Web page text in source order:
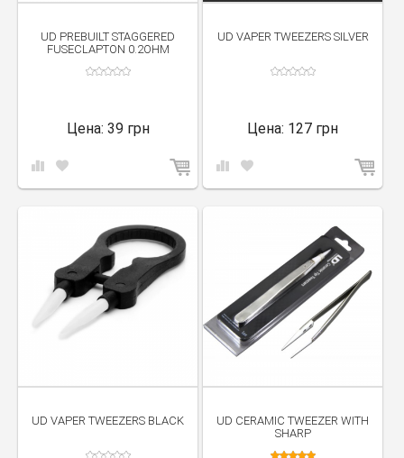
UD PREBUILT STAGGERED
FUSECLAPTON 0.2OHM
Цена: 39 грн
UD VAPER TWEEZERS SILVER
Цена: 127 грн
UD VAPER TWEEZERS BLACK
UD CERAMIC TWEEZER WITH
SHARP